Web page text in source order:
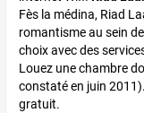
Fès la médina, Riad
romantisme au sein
choix avec des
Louez une chambre
constaté en juin
gratuit.